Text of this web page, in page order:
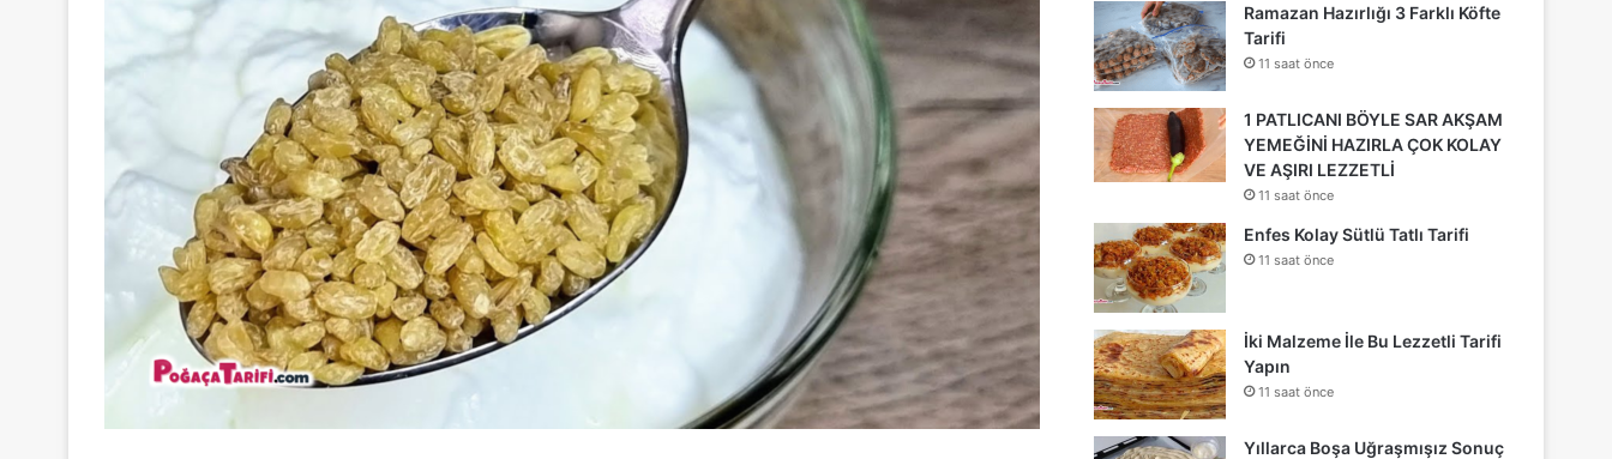
Ramazan Hazırlığı 3 Farklı Köfte
Tarifi
11 saat önce
1 PATLICANI BÖYLE SAR AKŞAM
YEMEĞİNİ HAZIRLA ÇOK KOLAY
VE AŞIRI LEZZETLİ
11 saat önce
Enfes Kolay Sütlü Tatlı Tarifi
11 saat önce
İki Malzeme İle Bu Lezzetli Tarifi
Yapın
11 saat önce
Yıllarca Boşa Uğraşmışız Sonuç